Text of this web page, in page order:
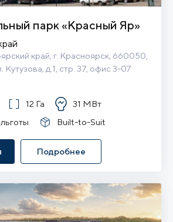
парк «Красный Яр»
край, г. Красноярск, 660050,
Кутузова, д.1, стр. 37, офис 3-07
12 Га
31 МВт
Built-to-Suit
Подробнее